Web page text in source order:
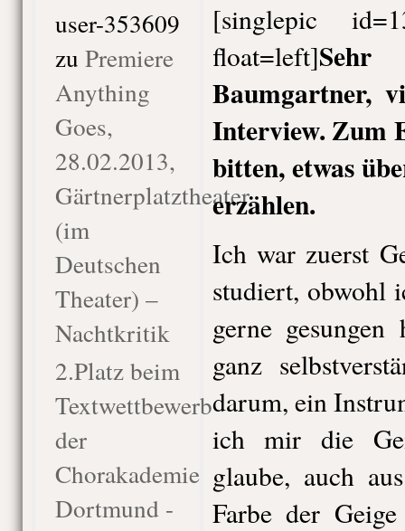
user-353609
zu Premiere
Anything
Goes,
28.02.2013,
Gärtnerplatztheater
(im
Deutschen
Theater) –
Nachtkritik
2.Platz beim
Textwettbewerb
der
Chorakademie
Dortmund -
[singlepic
float=left]
Baumgartner,
Interview. Zum
bitten, etwas
erzählen.
Ich war zuerst
studiert, obwohl
gerne
ganz
darum, ein
ich mir die
glaube, auch
Farbe der